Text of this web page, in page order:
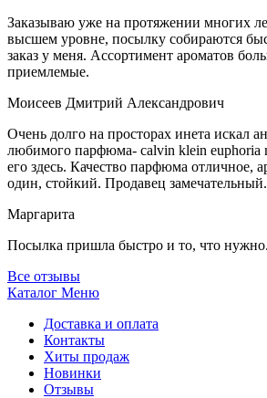
Заказываю уже на протяжении многих
высшем уровне, посылку собираются
заказ у меня. Ассортимент ароматов
приемлемые.
Моисеев Дмитрий Александрович
Очень долго на просторах инета искал
любимого парфюма- calvin klein euphoria
его здесь. Качество парфюма отличное,
один, стойкий. Продавец замечательный.
Маргарита
Посылка пришла быстро и то, что
Все отзывы
Каталог Меню
Доставка и оплата
Контакты
Хиты продаж
Новинки
Отзывы